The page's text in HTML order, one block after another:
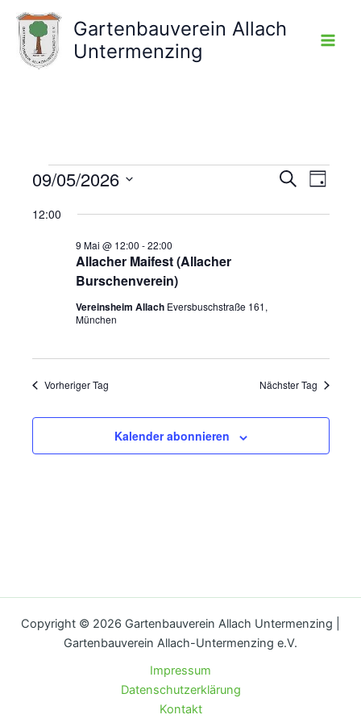
Inhalt
springen
Gartenbauverein Allach
Untermenzing
Veranstaltungen
9
und
SucheTag
09/05/2026
wählen.
12:00
Allacher Maifest (Allacher
Burschenverein)
9 Mai @ 12:00 -22:00
Vereinsheim Allach Eversbuschstraße 161,
München
Vorheriger Tag Nächster Tag
Kalender abonnieren
Copyright © 2026 Gartenbauverein Allach Untermenzing |
Gartenbauverein Allach-Untermenzing e.V.
Impressum
Datenschutzerklärung
Kontakt